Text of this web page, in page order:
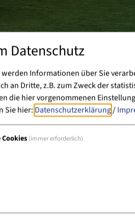
Datenschutz
werden Informationen über Sie
an Dritte, z.B. zum Zweck der
die hier vorgenommenen
Sie hier: Datenschutzerklärung/
(immer erforderlich)